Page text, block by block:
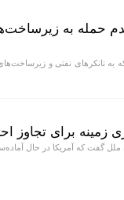
عدم حمله به
تانکر‌های نفتی و
زمینه برای تجاوز
ملل گفت که آمریکا در حال